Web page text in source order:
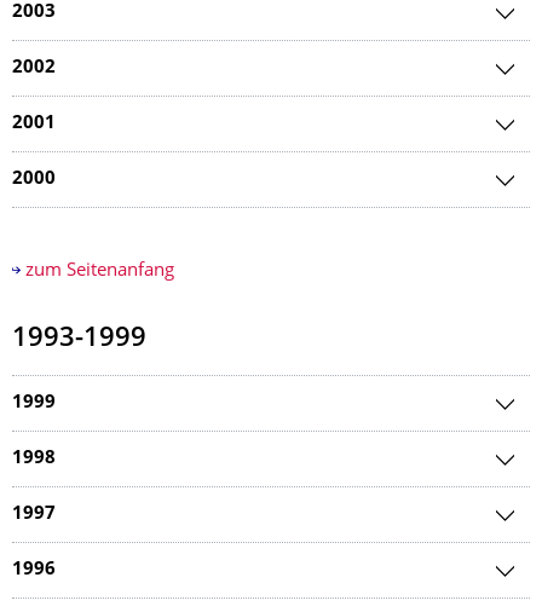
2003
2002
2001
2000
zum Seitenanfang
1993-1999
1999
1998
1997
1996